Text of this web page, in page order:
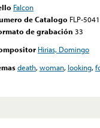
Falcon
de Catalogo FLP-5041
de grabación 33
Hirias, Domingo
death,woman, looking,